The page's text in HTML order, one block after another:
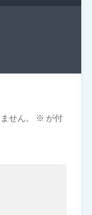
せん。 ※ が付